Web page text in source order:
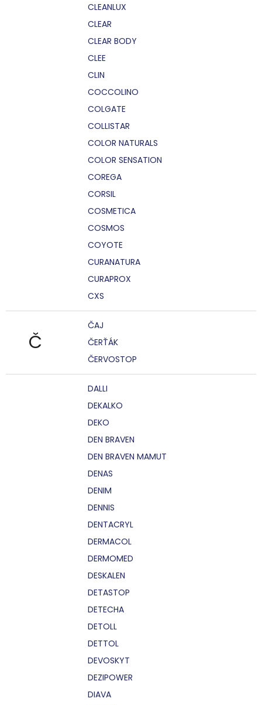
CLEANLUX
CLEAR
CLEAR BODY
CLEE
CLIN
COCCOLINO
COLGATE
COLLISTAR
COLOR NATURALS
COLOR SENSATION
COREGA
CORSIL
COSMETICA
COSMOS
COYOTE
CURANATURA
CURAPROX
CXS
Č
ČAJ
ČERŤÁK
ČERVOSTOP
DALLI
DEKALKO
DEKO
DEN BRAVEN
DEN BRAVEN MAMUT
DENAS
DENIM
DENNIS
DENTACRYL
DERMACOL
DERMOMED
DESKALEN
DETASTOP
DETECHA
DETOLL
DETTOL
DEVOSKYT
DEZIPOWER
DIAVA